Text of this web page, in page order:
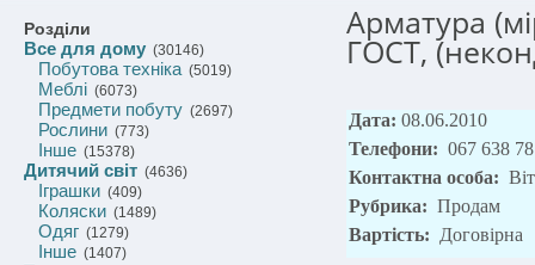
Розділи
Все для дому (30146)
Побутова техніка(5019)
Меблі (6073)
Предмети побуту (2697)
Рослини (773)
Інше (15378)
Дитячий світ (4636)
Іграшки (409)
Коляски (1489)
Одяг (1279)
Інше (1407)
Арматура
ГОСТ,
Дата: 08.06.2010
Телефони: 067 638
Контактна особа:
Рубрика: Продам
Вартість: Договірна